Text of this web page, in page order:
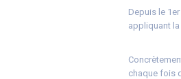
Depuis le
appliquant la
chaque fois